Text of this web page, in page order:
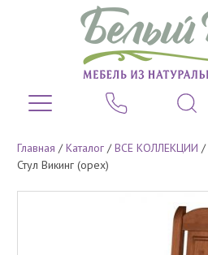
Главная /Каталог /ВСЕ КОЛЛЕКЦИИ /
Стул Викинг (орех)